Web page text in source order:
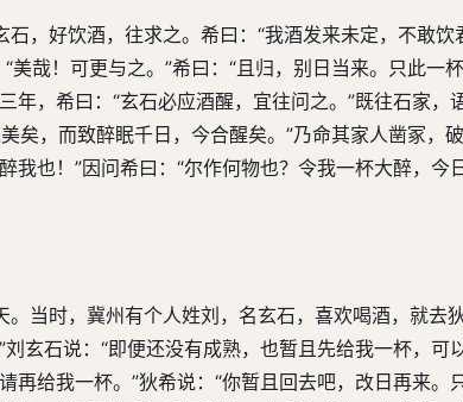
，好饮酒，往求之。希曰：“我酒发来未定，不敢饮
哉！可更与之。”希曰：“且归，别日当来。只此一
，希曰：“玄石必应酒醒，宜往问之。”既往石家，
矣，而致醉眠千日，今合醒矣。”乃命其家人凿冢，破
也！”因问希曰：“尔作何物也？令我一杯大醉，今
当时，冀州有个人姓刘，名玄石，喜欢喝酒，就去
玄石说：“即便还没有成熟，也暂且先给我一杯，可
给我一杯。”狄希说：“你暂且回去吧，改日再来。